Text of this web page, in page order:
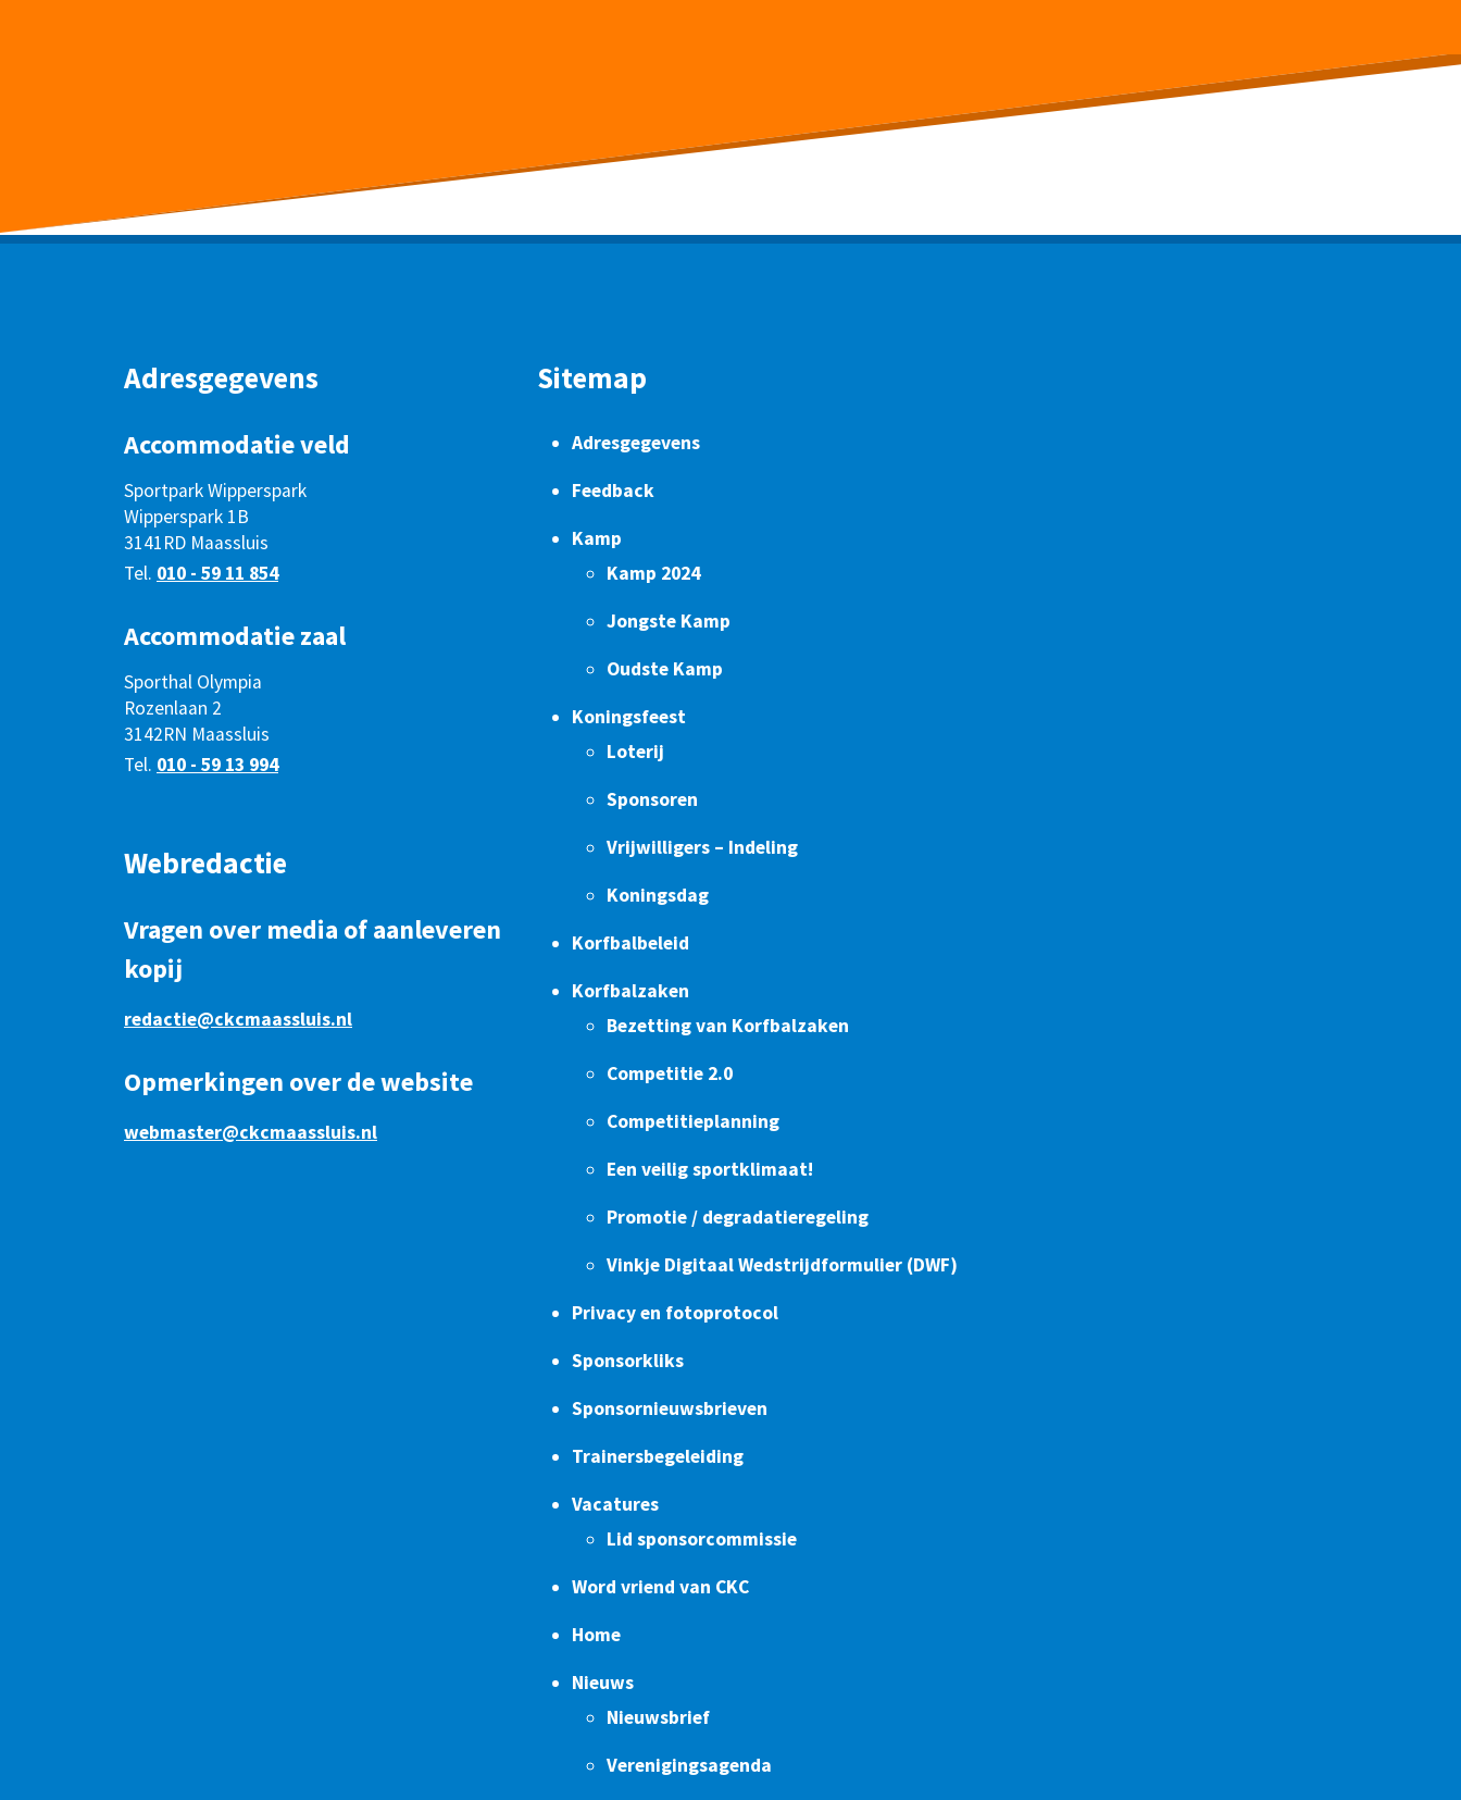
Adresgegevens
Accommodatie veld
Sportpark Wipperspark
Wipperspark 1B
3141RD Maassluis
Tel. 010 - 59 11 854
Accommodatie zaal
Sporthal Olympia
Rozenlaan 2
3142RN Maassluis
Tel. 010 - 59 13 994
Webredactie
Vragen over media of aanleveren
kopij
redactie@ckcmaassluis.nl
Opmerkingen over de website
webmaster@ckcmaassluis.nl
Sitemap
Adresgegevens
Feedback
Kamp
Kamp 2024
Jongste Kamp
Oudste Kamp
Koningsfeest
Loterij
Sponsoren
Vrijwilligers – Indeling
Koningsdag
Korfbalbeleid
Korfbalzaken
Bezetting van Korfbalzaken
Competitie 2.0
Competitieplanning
Een veilig sportklimaat!
Promotie / degradatieregeling
Vinkje Digitaal Wedstrijdformulier (DWF)
Privacy en fotoprotocol
Sponsorkliks
Sponsornieuwsbrieven
Trainersbegeleiding
Vacatures
Lid sponsorcommissie
Word vriend van CKC
Home
Nieuws
Nieuwsbrief
Verenigingsagenda